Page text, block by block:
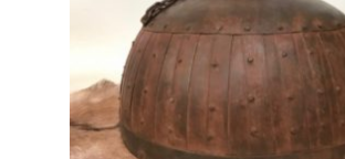
zitmeubelen
Uncategorized